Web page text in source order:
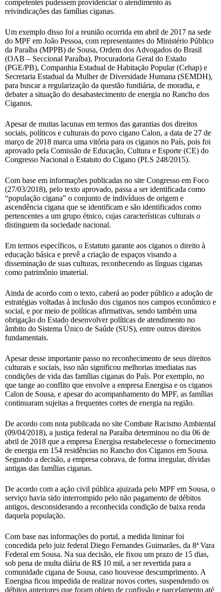
competentes pudessem providenciar o atendimento às
reivindicações das famílias ciganas.
Um exemplo disso foi a reunião ocorrida em abril de 2017 na sede
do MPF em João Pessoa, com representantes do Ministério Público
da Paraíba (MPPB) de Sousa, Ordem dos Advogados do Brasil
(OAB – Seccional Paraíba), Procuradoria Geral do Estado
(PGE/PB), Companhia Estadual de Habitação Popular (Cehap) e
Secretaria Estadual da Mulher de Diversidade Humana (SEMDH),
para buscar a regularização da questão fundiária, de moradia, e
debater a situação do desabastecimento de energia no Rancho dos
Ciganos.
Apesar de muitas lacunas em termos das garantias dos direitos
sociais, políticos e culturais do povo cigano Calon, a data de 27 de
março de 2018 marca uma vitória para os ciganos no País, pois foi
aprovado pela Comissão de Educação, Cultura e Esporte (CE) do
Congresso Nacional o Estatuto do Cigano (PLS 248/2015).
Com base em informações publicadas no site Congresso em Foco
(27/03/2018), pelo texto aprovado, passa a ser identificada como
“população cigana” o conjunto de indivíduos de origem e
ascendência cigana que se identificam e são identificados como
pertencentes a um grupo étnico, cujas características culturais o
distinguem da sociedade nacional.
Em termos específicos, o Estatuto garante aos ciganos o direito à
educação básica e prevê a criação de espaços visando a
disseminação de suas culturas, reconhecendo as línguas ciganas
como patrimônio imaterial.
Ainda de acordo com o texto, caberá ao poder público a adoção de
estratégias voltadas à inclusão dos ciganos nos campos econômico e
social, e por meio de políticas afirmativas, sendo também uma
obrigação do Estado desenvolver políticas de atendimento no
âmbito do Sistema Único de Saúde (SUS), entre outros direitos
fundamentais.
Apesar desse importante passo no reconhecimento de seus direitos
culturais e sociais, isso não significou melhorias imediatas nas
condições de vida das famílias ciganas do País. Por exemplo, no
que tange ao conflito que envolve a empresa Energisa e os ciganos
Calon de Sousa, e apesar do acompanhamento do MPF, as famílias
continuaram sujeitas a frequentes cortes de energia na região.
De acordo com nota publicada no site Combate Racismo Ambiental
(09/04/2018), a justiça federal na Paraíba determinou no dia 06 de
abril de 2018 que a empresa Energisa restabelecesse o fornecimento
de energia em 154 residências no Rancho dos Ciganos em Sousa.
Segundo a decisão, a empresa cobrava, de forma irregular, dívidas
antigas das famílias ciganas.
De acordo com a ação civil pública ajuizada pelo MPF em Sousa, o
serviço havia sido interrompido pelo não pagamento de débitos
antigos, desconsiderando a reconhecida condição de baixa renda
daquela população.
Com base nas informações do portal, a medida liminar foi
concedida pelo juiz federal Diego Fernandes Guimarães, da 8ª Vara
Federal em Sousa. Na sua decisão, ele fixou um prazo de 15 dias,
sob pena de multa diária de R$ 10 mil, a ser revertida para a
comunidade cigana de Sousa, caso houvesse descumprimento. A
Energisa ficou impedida de realizar novos cortes, suspendendo os
débitos anteriores que foram objeto de confissão e parcelamento até